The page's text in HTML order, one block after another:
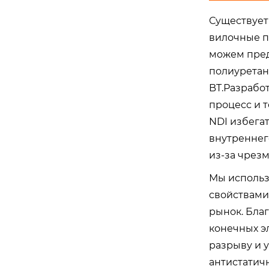
вилочные
можем
процесс и
NDI
из-за
Мы
рынок.
конечных
разрыву и